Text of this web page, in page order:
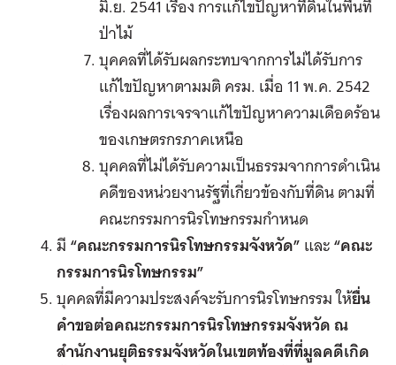
มิ.ย. 2541 เรื่อง การแก้ไขปัญหาที่ดินในพื้นที่
ป่าไม้
บุคคลที่ได้รับผลกระทบจากการไม่ได้รับการ
แก้ไขปัญหาตามมติ ครม. เมื่อ 11 พ.ค. 2542
เรื่องผลการเจรจาแก้ไขปัญหาความเดือดร้อน
ของเกษตรกรภาคเหนือ
บุคคลที่ไม่ได้รับความเป็นธรรมจากการดำเนิน
คดีของหน่วยงานรัฐที่เกี่ยวข้องกับที่ดิน ตามที่
คณะกรรมการนิรโทษกรรมกำหนด
มี“คณะกรรมการนิรโทษกรรมจังหวัด”และ“คณะ
กรรมการนิรโทษกรรม”
บุคคลที่มีความประสงค์จะรับการนิรโทษกรรม ให้ยื่น
คำขอต่อคณะกรรมการนิรโทษกรรมจังหวัด ณ
สำนักงานยุติธรรมจังหวัดในเขตท้องที่ที่มูลคดีเกิด